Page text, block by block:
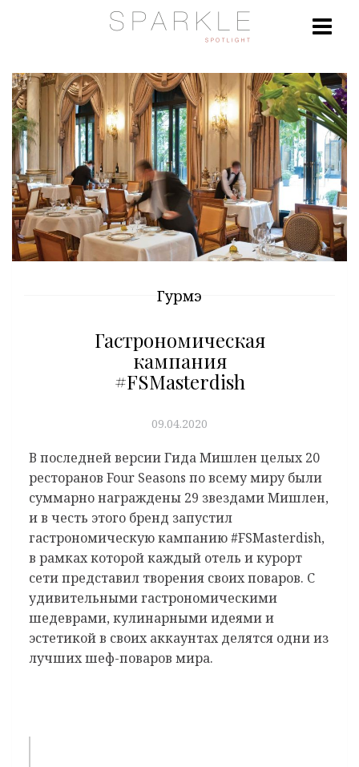
Гурмэ
Гастрономическая
кампания
#FSMasterdish
09.04.2020
В последней версии Гида Мишлен целых 20
ресторанов Four Seasons по всему миру были
суммарно награждены 29 звездами Мишлен,
и в честь этого бренд запустил
гастрономическую кампанию #FSMasterdish,
в рамках которой каждый отель и курорт
сети представил творения своих поваров. С
удивительными гастрономическими
шедеврами, кулинарными идеями и
эстетикой в своих аккаунтах делятся одни из
лучших шеф-поваров мира.